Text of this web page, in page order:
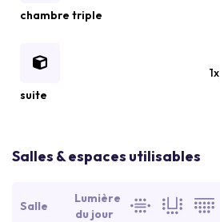
chambre triple
suite
1x
Salles & espaces utilisables
Salle
Lumière
du jour